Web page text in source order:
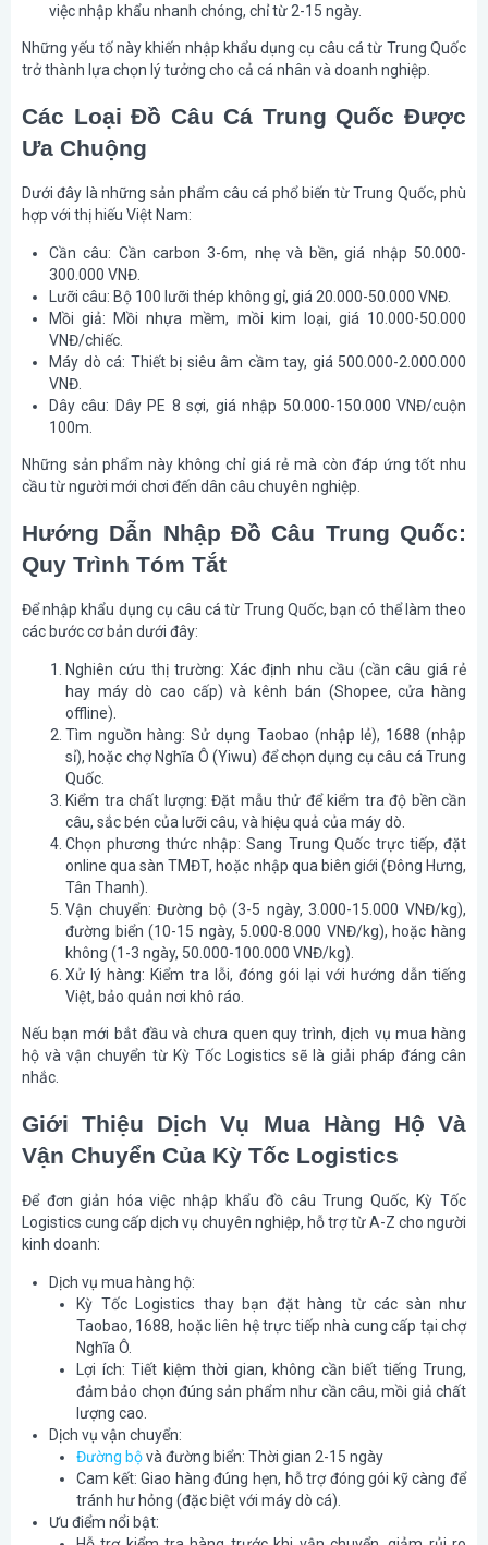
việc nhập khẩu nhanh chóng, chỉ từ 2-15 ngày.
Những yếu tố này khiến nhập khẩu dụng cụ câu cá từ Trung Quốc
trở thành lựa chọn lý tưởng cho cả cá nhân và doanh nghiệp.
Các Loại Đồ Câu Cá Trung Quốc Được
Ưa Chuộng
Dưới đây là những sản phẩm câu cá phổ biến từ Trung Quốc, phù
hợp với thị hiếu Việt Nam:
Cần câu: Cần carbon 3-6m, nhẹ và bền, giá nhập 50.000-
300.000 VNĐ.
Lưỡi câu: Bộ 100 lưỡi thép không gỉ, giá 20.000-50.000 VNĐ.
Mồi giả: Mồi nhựa mềm, mồi kim loại, giá 10.000-50.000
VNĐ/chiếc.
Máy dò cá: Thiết bị siêu âm cầm tay, giá 500.000-2.000.000
VNĐ.
Dây câu: Dây PE 8 sợi, giá nhập 50.000-150.000 VNĐ/cuộn
100m.
Những sản phẩm này không chỉ giá rẻ mà còn đáp ứng tốt nhu
cầu từ người mới chơi đến dân câu chuyên nghiệp.
Hướng Dẫn Nhập Đồ Câu Trung Quốc:
Quy Trình Tóm Tắt
Để nhập khẩu dụng cụ câu cá từ Trung Quốc, bạn có thể làm theo
các bước cơ bản dưới đây:
Nghiên cứu thị trường: Xác định nhu cầu (cần câu giá rẻ
hay máy dò cao cấp) và kênh bán (Shopee, cửa hàng
offline).
Tìm nguồn hàng: Sử dụng Taobao (nhập lẻ), 1688 (nhập
sỉ), hoặc chợ Nghĩa Ô (Yiwu) để chọn dụng cụ câu cá Trung
Quốc.
Kiểm tra chất lượng: Đặt mẫu thử để kiểm tra độ bền cần
câu, sắc bén của lưỡi câu, và hiệu quả của máy dò.
Chọn phương thức nhập: Sang Trung Quốc trực tiếp, đặt
online qua sàn TMĐT, hoặc nhập qua biên giới (Đông Hưng,
Tân Thanh).
Vận chuyển: Đường bộ (3-5 ngày, 3.000-15.000 VNĐ/kg),
đường biển (10-15 ngày, 5.000-8.000 VNĐ/kg), hoặc hàng
không (1-3 ngày, 50.000-100.000 VNĐ/kg).
Xử lý hàng: Kiểm tra lỗi, đóng gói lại với hướng dẫn tiếng
Việt, bảo quản nơi khô ráo.
Nếu bạn mới bắt đầu và chưa quen quy trình, dịch vụ mua hàng
hộ và vận chuyển từ Kỳ Tốc Logistics sẽ là giải pháp đáng cân
nhắc.
Giới Thiệu Dịch Vụ Mua Hàng Hộ Và
Vận Chuyển Của Kỳ Tốc Logistics
Để đơn giản hóa việc nhập khẩu đồ câu Trung Quốc, Kỳ Tốc
Logistics cung cấp dịch vụ chuyên nghiệp, hỗ trợ từ A-Z cho người
kinh doanh:
Dịch vụ mua hàng hộ:
Kỳ Tốc Logistics thay bạn đặt hàng từ các sàn như
Taobao, 1688, hoặc liên hệ trực tiếp nhà cung cấp tại chợ
Nghĩa Ô.
Lợi ích: Tiết kiệm thời gian, không cần biết tiếng Trung,
đảm bảo chọn đúng sản phẩm như cần câu, mồi giả chất
lượng cao.
Dịch vụ vận chuyển:
Đường bộvà đường biển: Thời gian 2-15 ngày
Cam kết: Giao hàng đúng hẹn, hỗ trợ đóng gói kỹ càng để
tránh hư hỏng (đặc biệt với máy dò cá).
Ưu điểm nổi bật: